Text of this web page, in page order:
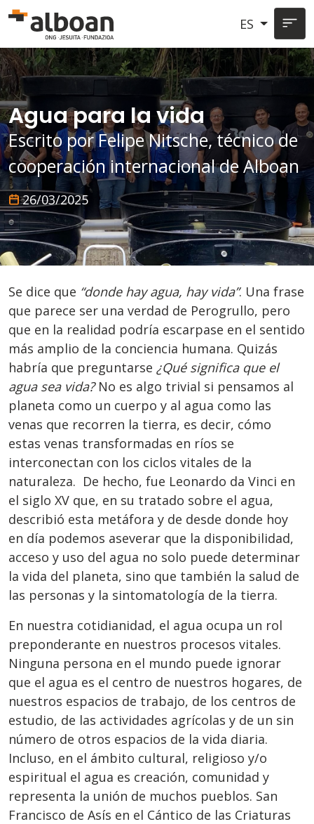
Pasar al contenido principal
ES
Agua para la vida
Escrito por Felipe Nitsche, técnico de
cooperación internacional de Alboan
26/03/2025
Se dice que “donde hay agua, hay vida”. Una frase
que parece ser una verdad de Perogrullo, pero
que en la realidad podría escarpase en el sentido
más amplio de la conciencia humana. Quizás
habría que preguntarse ¿Qué significa que el
agua sea vida? No es algo trivial si pensamos al
planeta como un cuerpo y al agua como las
venas que recorren la tierra, es decir, cómo
estas venas transformadas en ríos se
interconectan con los ciclos vitales de la
naturaleza. De hecho, fue Leonardo da Vinci en
el siglo XV que, en su tratado sobre el agua,
describió esta metáfora y de desde donde hoy
en día podemos aseverar que la disponibilidad,
acceso y uso del agua no solo puede determinar
la vida del planeta, sino que también la salud de
las personas y la sintomatología de la tierra.
En nuestra cotidianidad, el agua ocupa un rol
preponderante en nuestros procesos vitales.
Ninguna persona en el mundo puede ignorar
que el agua es el centro de nuestros hogares, de
nuestros espacios de trabajo, de los centros de
estudio, de las actividades agrícolas y de un sin
número de otros espacios de la vida diaria.
Incluso, en el ámbito cultural, religioso y/o
espiritual el agua es creación, comunidad y
representa la unión de muchos pueblos. San
Francisco de Asís en el Cántico de las Criaturas